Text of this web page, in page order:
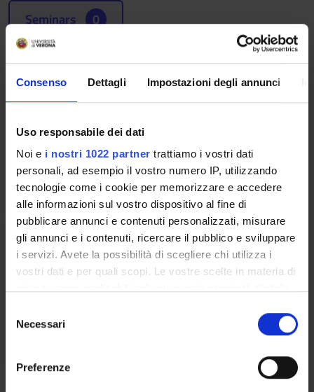
Consenso Dettagli Impostazioni degli annunci
Uso responsabile dei dati
Noi e i nostri 1022 partner trattiamo i vostri dati
personali, ad esempio il vostro numero IP, utilizzando
tecnologie come i cookie per memorizzare e accedere
alle informazioni sul vostro dispositivo al fine di
pubblicare annunci e contenuti personalizzati, misurare
gli annunci e i contenuti, ricercare il pubblico e sviluppare
i servizi. Avete la possibilità di scegliere chi utilizza i
vostri dati e per quali scopi. Le vostre scelte in materia di
modificare o revocare il proprio consenso in qualsiasi
momento dalla Dichiarazione sui cookie o facendo clic
Necessari
Preferenze
Seminars 0
The teaching is organized as follows:
I MODULO PARTE (I)
Academic staff
Alberto Cavarzere
II MODULO PARTE (P)
Credits
6
Period
I semestre
Academic staff